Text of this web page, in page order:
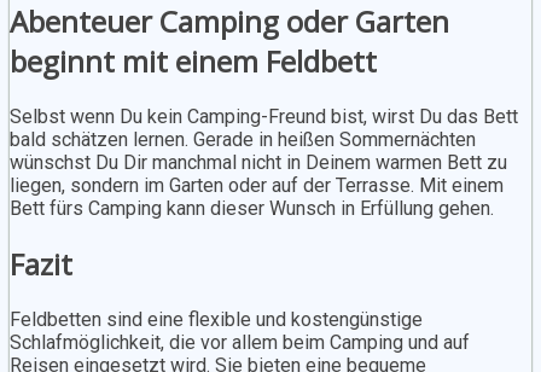
Abenteuer Camping oder Garten
beginnt mit einem Feldbett
Selbst wenn Du kein Camping-Freund bist, wirst Du das Bett
bald schätzen lernen. Gerade in heißen Sommernächten
wünschst Du Dir manchmal nicht in Deinem warmen Bett zu
liegen, sondern im Garten oder auf der Terrasse. Mit einem
Bett fürs Camping kann dieser Wunsch in Erfüllung gehen.
Fazit
Feldbetten sind eine flexible und kostengünstige
Schlafmöglichkeit, die vor allem beim Camping und auf
Reisen eingesetzt wird. Sie bieten eine bequeme